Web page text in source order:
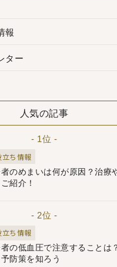
報
ター
人気の記事
- 1位 -
立ち情報
のめまいは何が原因？治療
紹介！
- 2位 -
立ち情報
の低血圧で注意することは
防策を知ろう